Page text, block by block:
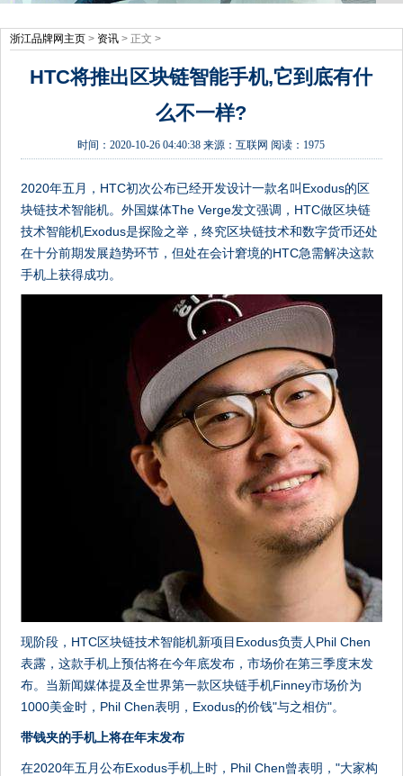
浙江品牌网主页 > 资讯 > 正文 >
HTC将推出区块链智能手机,它到底有什
么不一样?
时间：2020-10-26 04:40:38 来源：互联网 阅读：1975
2020年五月，HTC初次公布已经开发设计一款名叫Exodus的区
块链技术智能机。外国媒体The Verge发文强调，HTC做区块链
技术智能机Exodus是探险之举，终究区块链技术和数字货币还处
在十分前期发展趋势环节，但处在会计窘境的HTC急需解决这款
手机上获得成功。
现阶段，HTC区块链技术智能机新项目Exodus负责人Phil Chen
表露，这款手机上预估将在今年底发布，市场价在第三季度末发
布。当新闻媒体提及全世界第一款区块链手机Finney市场价为
1000美金时，Phil Chen表明，Exodus的价钱"与之相仿"。
带钱夹的手机上将在年末发布
在2020年五月公布Exodus手机上时，Phil Chen曾表明，"大家构